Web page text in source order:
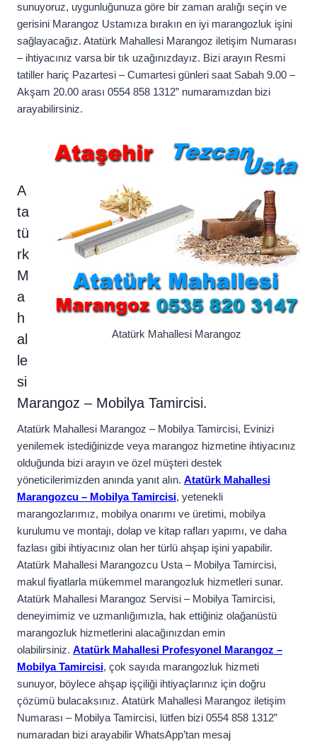
sunuyoruz, uygunluğunuza göre bir zaman aralığı seçin ve
gerisini Marangoz Ustamıza bırakın en iyi marangozluk işini
sağlayacağız. Atatürk Mahallesi Marangoz iletişim Numarası
– ihtiyacınız varsa bir tık uzağınızdayız. Bizi arayın Resmi
tatiller hariç Pazartesi – Cumartesi günleri saat Sabah 9.00 –
Akşam 20.00 arası 0554 858 1312” numaramızdan bizi
arayabilirsiniz.
Atatürk Mahallesi Marangoz
A
ta
tü
rk
M
a
h
al
le
si
Marangoz – Mobilya Tamircisi.
Atatürk Mahallesi Marangoz – Mobilya Tamircisi, Evinizi
yenilemek istediğinizde veya marangoz hizmetine ihtiyacınız
olduğunda bizi arayın ve özel müşteri destek
yöneticilerimizden anında yanıt alın. Atatürk Mahallesi
Marangozcu – Mobilya Tamircisi, yetenekli
marangozlarımız, mobilya onarımı ve üretimi, mobilya
kurulumu ve montajı, dolap ve kitap rafları yapımı, ve daha
fazlası gibi ihtiyacınız olan her türlü ahşap işini yapabilir.
Atatürk Mahallesi Marangozcu Usta – Mobilya Tamircisi,
makul fiyatlarla mükemmel marangozluk hizmetleri sunar.
Atatürk Mahallesi Marangoz Servisi – Mobilya Tamircisi,
deneyimimiz ve uzmanlığımızla, hak ettiğiniz olağanüstü
marangozluk hizmetlerini alacağınızdan emin
olabilirsiniz. Atatürk Mahallesi Profesyonel Marangoz –
Mobilya Tamircisi, çok sayıda marangozluk hizmeti
sunuyor, böylece ahşap işçiliği ihtiyaçlarınız için doğru
çözümü bulacaksınız. Atatürk Mahallesi Marangoz iletişim
Numarası – Mobilya Tamircisi, lütfen bizi 0554 858 1312”
numaradan bizi arayabilir WhatsApp’tan mesaj